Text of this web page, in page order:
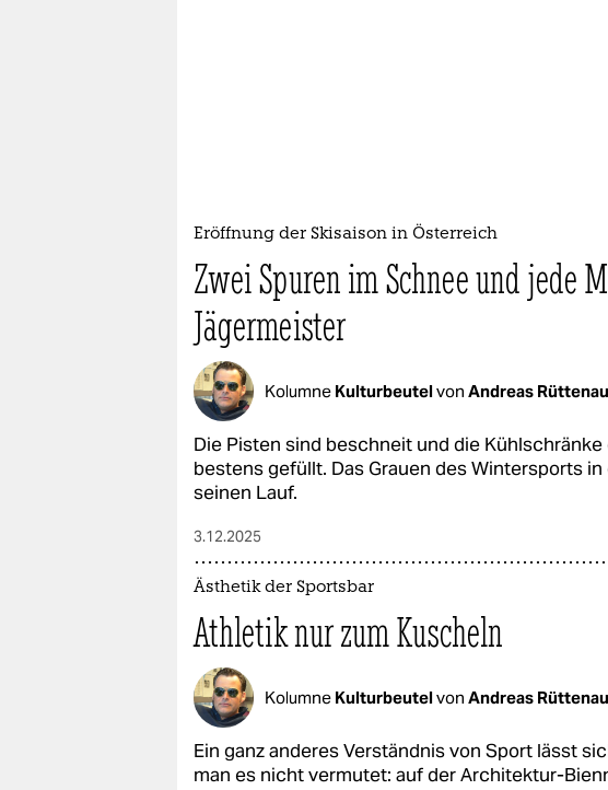
Eröffnung der Skisaison in Österreich
Zwei Spuren im Schnee und jede
Jägermeister
Kolumne Kulturbeutelvon Andreas
Die Pisten sind beschneit und die
bestens gefüllt. Das Grauen des Wintersports
seinen Lauf.
3.12.2025
Ästhetik der Sportsbar
Athletik nur zum Kuscheln
Kolumne Kulturbeutelvon Andreas
Ein ganz anderes Verständnis von Sport lässt
man es nicht vermutet: auf der Architektur-